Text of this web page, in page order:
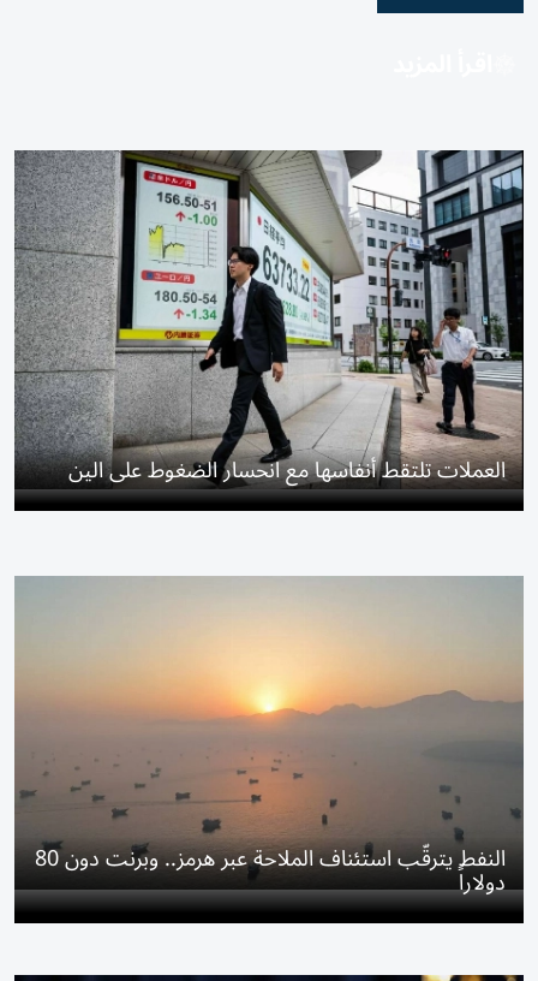
العملات تلتقط أنفاسها مع انحسار الضغوط على الين
النفط يترقّب استئناف الملاحة عبر هرمز.. وبرنت دون 80
دولاراً